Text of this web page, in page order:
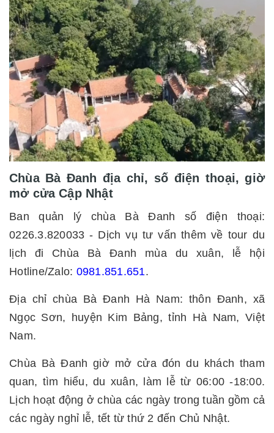
Chùa Bà Đanh địa chỉ, số điện thoại, giờ
mở cửa Cập Nhật
Ban quản lý chùa Bà Đanh số điện thoại:
0226.3.820033 - Dịch vụ tư vấn thêm về tour du
lịch đi Chùa Bà Đanh mùa du xuân, lễ hội
Hotline/Zalo: 0981.851.651.
Địa chỉ chùa Bà Đanh Hà Nam: thôn Đanh, xã
Ngọc Sơn, huyện Kim Bảng, tỉnh Hà Nam, Việt
Nam.
Chùa Bà Đanh giờ mở cửa đón du khách tham
quan, tìm hiểu, du xuân, làm lễ từ 06:00 -18:00.
Lịch hoạt động ở chùa các ngày trong tuần gồm cả
các ngày nghỉ lễ, tết từ thứ 2 đến Chủ Nhật.